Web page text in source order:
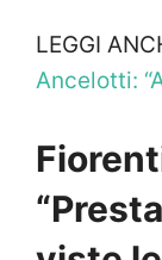
LEGGI
Ancelotti: